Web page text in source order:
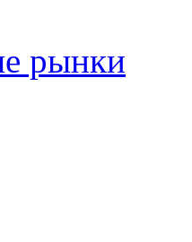
рынки